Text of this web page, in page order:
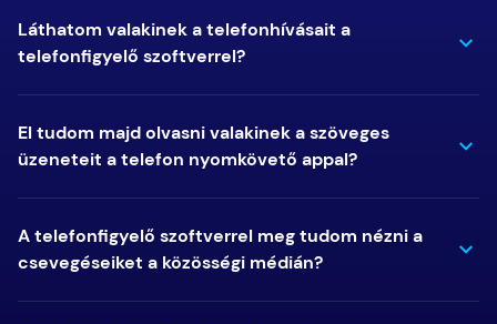
Láthatom valakinek a telefonhívásait a
telefonfigyelő szoftverrel?
El tudom majd olvasni valakinek a szöveges
üzeneteit a telefon nyomkövető appal?
A telefonfigyelő szoftverrel meg tudom nézni a
csevegéseiket a közösségi médián?